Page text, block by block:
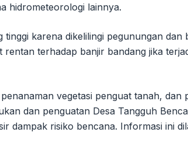
hidrometeorologi lainnya.
karena dikelilingi pegunungan dan
terhadap banjir bandang jika
vegetasi penguat tanah, dan
dan penguatan Desa Tangguh
dampak risiko bencana. Informasi ini